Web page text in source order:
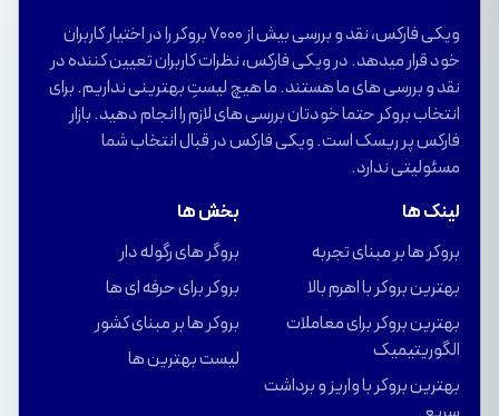
ویکی فارکس، نقد و بررسی بیش از 7000 بروکر را در اختیار کاربران
خود قرار میدهد. در ویکی فارکس، نظرات کاربران تعیین کننده در
نقد و بررسی های ما هستند. ما هیچ لیستِ بهترینی نداریم. برای
انتخاب بروکر حتما خودتان بررسی های لازم را انجام دهید. بازار
فارکس پر ریسک است. ویکی فارکس در قبال انتخاب شما
مسئولیتی ندارد.
لینک ها
بروکر ها بر مبنای تجربه
بهترین بروکر با اهرم بالا
بهترین بروکر برای معاملات
الگوریتیمیک
بهترین بروکر با واریز و برداشت
بخش ها
بروگر های رگوله دار
بروکر برای حرفه ای ها
بروکر ها بر مبنای کشور
لیست بهترین ها